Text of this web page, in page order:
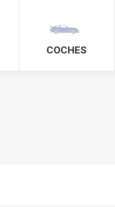
COCHES